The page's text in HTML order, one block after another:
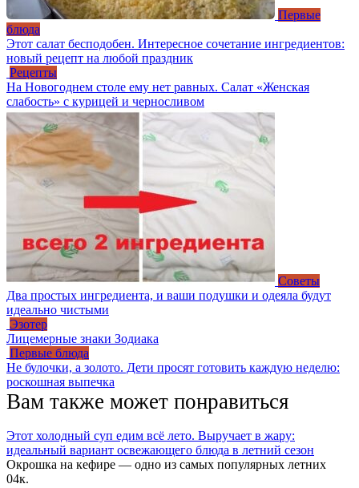
Первые
блюда
Этот салат бесподобен. Интересное сочетание ингредиентов:
новый рецепт на любой праздник
Рецепты
На Новогоднем столе ему нет равных. Салат «Женская
слабость» с курицей и черносливом
Советы
Два простых ингредиента, и ваши подушки и одеяла будут
идеально чистыми
Эзотер
Лицемерные знаки Зодиака
Первые блюда
Не булочки, а золото. Дети просят готовить каждую неделю:
роскошная выпечка
Вам также может понравиться
Этот холодный суп едим всё лето. Выручает в жару:
идеальный вариант освежающего блюда в летний сезон
Окрошка на кефире — одно из самых популярных летних
04к.